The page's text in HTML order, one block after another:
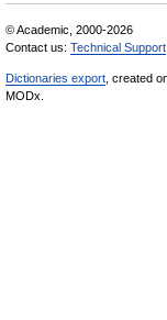
© Academic, 2000-2026
Contact us: Technical Support
Dictionaries export , created
MODx.